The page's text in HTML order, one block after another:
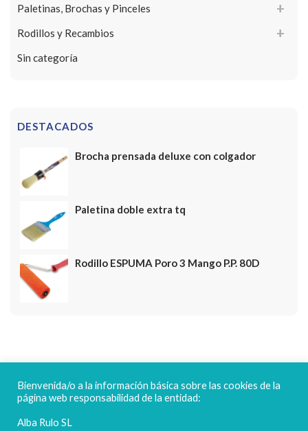
Paletinas, Brochas y Pinceles
Rodillos y Recambios
Sin categoría
DESTACADOS
Brocha prensada deluxe con colgador
Paletina doble extra tq
Rodillo ESPUMA Poro 3 Mango P.P. 80D
FELICES FIESTAS
Bienvenida/o a la información básica sobre las cookies de la
página web responsabilidad de la entidad:
Alba Rulo SL